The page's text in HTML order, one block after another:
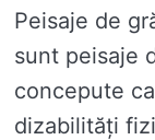
Peisaje de
sunt peisaje
concepute
dizabilități